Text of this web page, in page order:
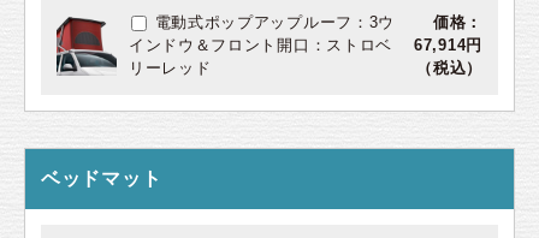
電動式ポップアップルーフ：3ウ
インドウ＆フロント開口：ストロベ
リーレッド
価格：
67,914円
（税込）
ベッドマット